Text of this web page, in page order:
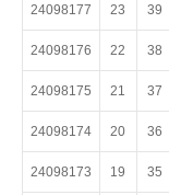
24098177 23 39
24098176 22 38
24098175 21 37
24098174 20 36
24098173 19 35